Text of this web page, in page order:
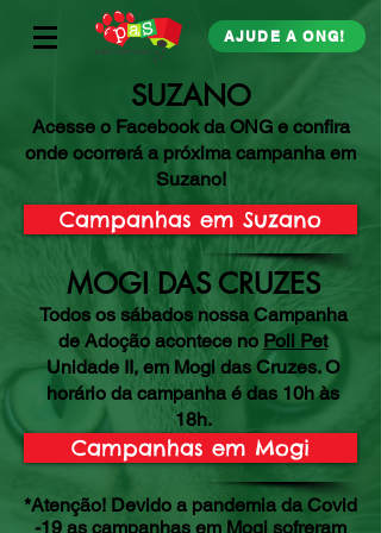
AJUDE A ONG!
SUZANO
Acesse o Facebook da ONG e confira
onde ocorrerá a próxima campanha em
Suzano!
Campanhas em Suzano
MOGI DAS CRUZES
Todos os sábados nossa Campanha
de Adoção acontece no Poli Pet
Unidade II, em Mogi das Cruzes. O
horário da campanha é das 10h às
18h.
Campanhas em Mogi
*Atenção! Devido a pandemia da Covid
-19 as campanhas em Mogi sofreram